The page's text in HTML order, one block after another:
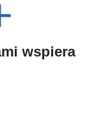
wspiera